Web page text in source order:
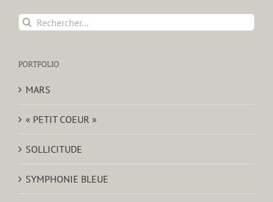
Rechercher:
PORTFOLIO
MARS
« PETIT COEUR »
SOLLICITUDE
SYMPHONIE BLEUE